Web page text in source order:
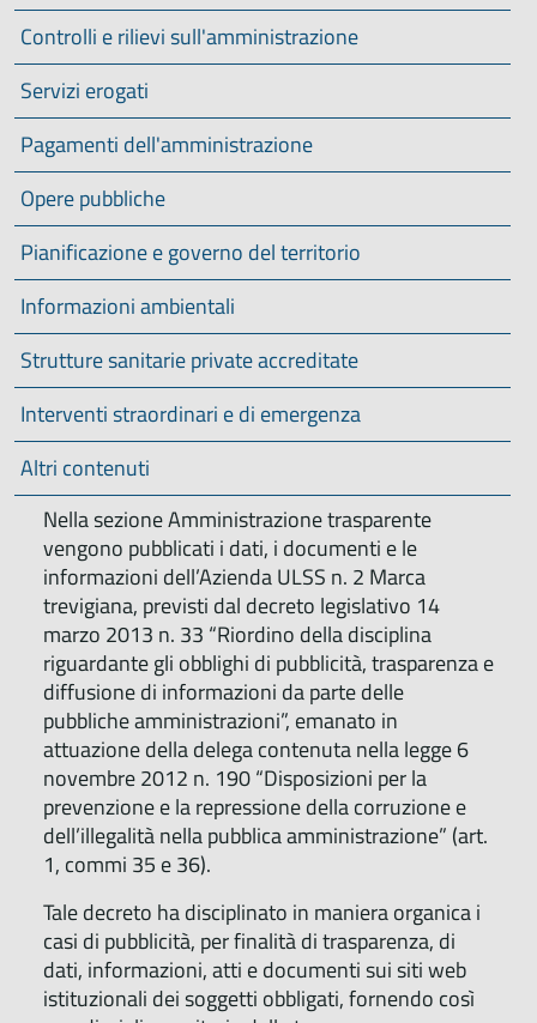
Controlli e rilievi sull'amministrazione
Servizi erogati
Pagamenti dell'amministrazione
Opere pubbliche
Pianificazione e governo del territorio
Informazioni ambientali
Strutture sanitarie private accreditate
Interventi straordinari e di emergenza
Altri contenuti
Nella sezione Amministrazione trasparente
vengono pubblicati i dati, i documenti e le
informazioni dell’Azienda ULSS n. 2 Marca
trevigiana, previsti dal decreto legislativo 14
marzo 2013 n. 33 “Riordino della disciplina
riguardante gli obblighi di pubblicità, trasparenza e
diffusione di informazioni da parte delle
pubbliche amministrazioni”, emanato in
attuazione della delega contenuta nella legge 6
novembre 2012 n. 190 “Disposizioni per la
prevenzione e la repressione della corruzione e
dell’illegalità nella pubblica amministrazione” (art.
1, commi 35 e 36).
Tale decreto ha disciplinato in maniera organica i
casi di pubblicità, per finalità di trasparenza, di
dati, informazioni, atti e documenti sui siti web
istituzionali dei soggetti obbligati, fornendo così